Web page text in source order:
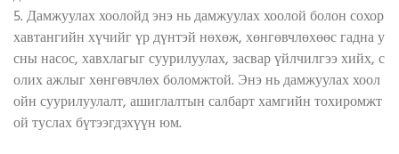
5. Дамжуулах хоолойд энэ нь дамжуулах хоолой болон сохор
хавтангийн хүчийг үр дүнтэй нөхөж, хөнгөвчлөхөөс гадна у
сны насос, хавхлагыг суурилуулах, засвар үйлчилгээ хийх, с
олих ажлыг хөнгөвчлөх боломжтой. Энэ нь дамжуулах хоол
ойн суурилуулалт, ашиглалтын салбарт хамгийн тохиромжт
ой туслах бүтээгдэхүүн юм.